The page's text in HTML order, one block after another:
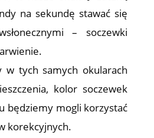
na sekundę stawać się
– soczewki
w tych samych okularach
kolor soczewek
będziemy mogli korzystać
korekcyjnych.